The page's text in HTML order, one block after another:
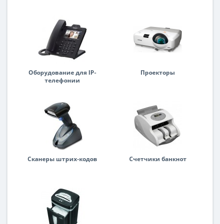
Оборудование для IP-
телефонии
Проекторы
Сканеры штрих-кодов Счетчики банкнот